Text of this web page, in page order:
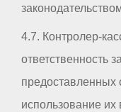
4.7. Контролер-
ответственность
предоставленных
использование их